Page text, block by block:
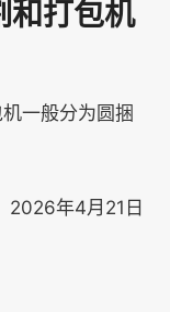
和打包机
一般分为圆捆
2026年4月21日